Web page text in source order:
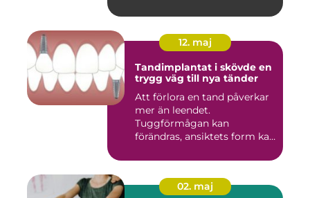
12. maj
Tandimplantat i skövde en
trygg väg till nya tänder
Att förlora en tand påverkar
mer än leendet.
Tuggförmågan kan
förändras, ansiktets form kan
02. maj